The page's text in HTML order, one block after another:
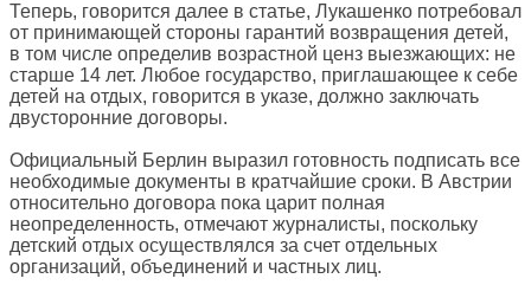
Теперь, говорится далее в статье, Лукашенко потребовал
от принимающей стороны гарантий возвращения детей,
в том числе определив возрастной ценз выезжающих: не
старше 14 лет. Любое государство, приглашающее к себе
детей на отдых, говорится в указе, должно заключать
двусторонние договоры.
Официальный Берлин выразил готовность подписать все
необходимые документы в кратчайшие сроки. В Австрии
относительно договора пока царит полная
неопределенность, отмечают журналисты, поскольку
детский отдых осуществлялся за счет отдельных
организаций, объединений и частных лиц.